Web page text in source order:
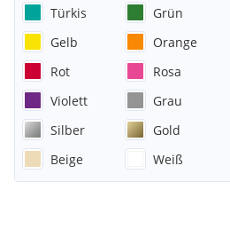
Türkis
Grün
Gelb
Orange
Rot
Rosa
Violett
Grau
Silber
Gold
Beige
Weiß